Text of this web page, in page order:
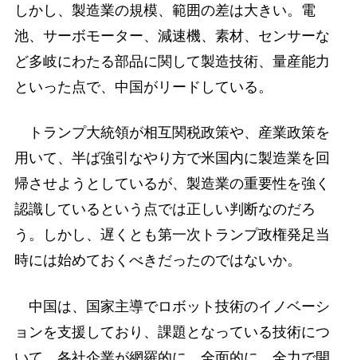
しかし、製造業の規模、範囲の差は大きい。電
池、サーボモーター、減速機、素材、センサーな
ど多岐にわたる部品に関して製造技術、量産能力
といった点で、中国がリードしている。
トランプ大統領が相互関税政策や、産業政策を
用いて、半ば強引なやり方で米国内に製造業を回
帰させようとしているが、製造業の重要性を強く
認識しているという点では正しい判断なのだろ
う。しかし、遅くとも第一次トランプ政権発足当
時には始めておくべきだったのではないか。
中国は、国家主導でロボット技術のイノベーシ
ョンを支援しており、課題となっている技術につ